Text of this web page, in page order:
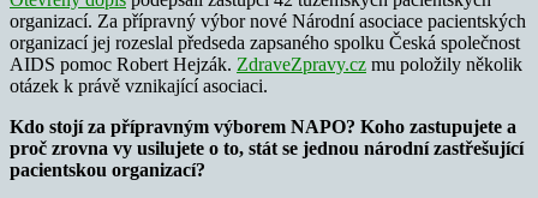
organizací. Za přípravný výbor nové Národní asociace pacientských
organizací jej rozeslal předseda zapsaného spolku Česká společnost
AIDS pomoc Robert Hejzák. ZdraveZpravy.cz mu položily několik
otázek k právě vznikající asociaci.
Kdo stojí za přípravným výborem NAPO? Koho zastupujete a
proč zrovna vy usilujete o to, stát se jednou národní zastřešující
pacientskou organizací?